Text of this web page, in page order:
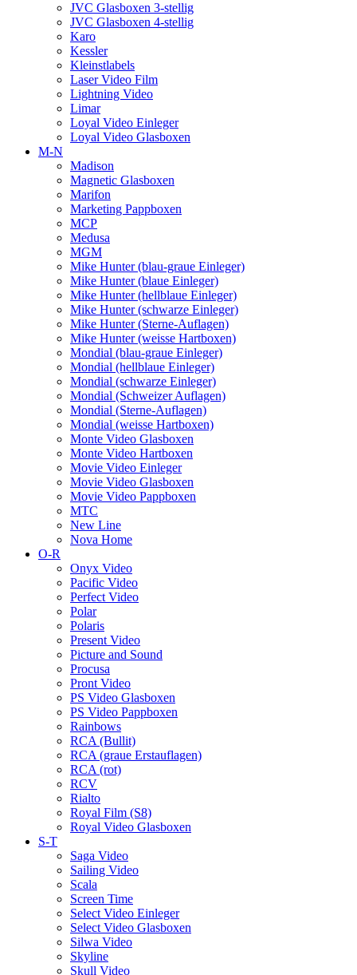
JVC Glasboxen 3-stellig
JVC Glasboxen 4-stellig
Karo
Kessler
Kleinstlabels
Laser Video Film
Lightning Video
Limar
Loyal Video Einleger
Loyal Video Glasboxen
M-N
Madison
Magnetic Glasboxen
Marifon
Marketing Pappboxen
MCP
Medusa
MGM
Mike Hunter (blau-graue Einleger)
Mike Hunter (blaue Einleger)
Mike Hunter (hellblaue Einleger)
Mike Hunter (schwarze Einleger)
Mike Hunter (Sterne-Auflagen)
Mike Hunter (weisse Hartboxen)
Mondial (blau-graue Einleger)
Mondial (hellblaue Einleger)
Mondial (schwarze Einleger)
Mondial (Schweizer Auflagen)
Mondial (Sterne-Auflagen)
Mondial (weisse Hartboxen)
Monte Video Glasboxen
Monte Video Hartboxen
Movie Video Einleger
Movie Video Glasboxen
Movie Video Pappboxen
MTC
New Line
Nova Home
O-R
Onyx Video
Pacific Video
Perfect Video
Polar
Polaris
Present Video
Picture and Sound
Procusa
Pront Video
PS Video Glasboxen
PS Video Pappboxen
Rainbows
RCA (Bullit)
RCA (graue Erstauflagen)
RCA (rot)
RCV
Rialto
Royal Film (S8)
Royal Video Glasboxen
S-T
Saga Video
Sailing Video
Scala
Screen Time
Select Video Einleger
Select Video Glasboxen
Silwa Video
Skyline
Skull Video